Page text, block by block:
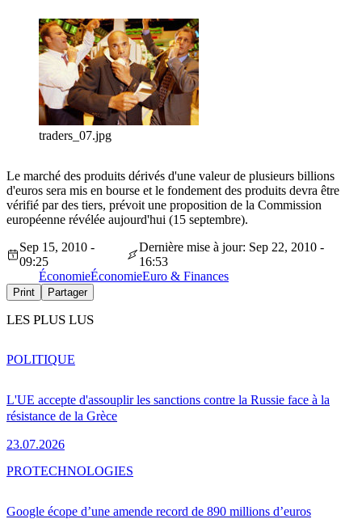
traders_07.jpg
Le marché des produits dérivés d'une valeur de plusieurs billions
d'euros sera mis en bourse et le fondement des produits devra être
vérifié par des tiers, prévoit une proposition de la Commission
européenne révélée aujourd'hui (15 septembre).
Sep 15, 2010 -
09:25
Dernière mise à jour: Sep 22, 2010 -
16:53
ÉconomieÉconomieEuro & Finances
Print Partager
LES PLUS LUS
L'UE accepte d'assouplir les sanctions contre la Russie face à la
résistance de la Grèce
23.07.2026
POLITIQUE
Google écope d’une amende record de 890 millions d’euros
PROTECHNOLOGIES